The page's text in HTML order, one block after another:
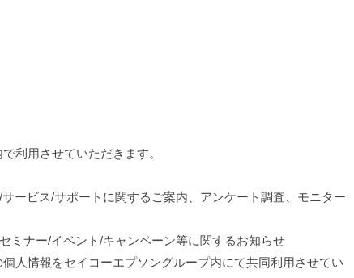
利用させていただきます。
ービス/サポートに関するご案内、アンケート調査、モニター
ミナー/イベント/キャンペーン等に関するお知らせ
人情報をセイコーエプソングループ内にて共同利用させてい